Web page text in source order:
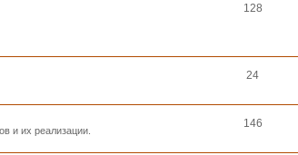
128
24
и их реализации.
146